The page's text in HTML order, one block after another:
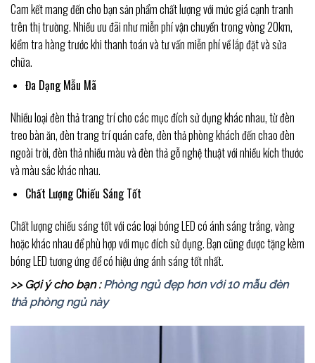
Cam kết mang đến cho bạn sản phẩm chất lượng với mức giá cạnh tranh
trên thị trường. Nhiều ưu đãi như miễn phí vận chuyển trong vòng 20km,
kiểm tra hàng trước khi thanh toán và tư vấn miễn phí về lắp đặt và sửa
chữa.
Đa Dạng Mẫu Mã
Nhiều loại đèn thả trang trí cho các mục đích sử dụng khác nhau, từ đèn
treo bàn ăn, đèn trang trí quán cafe, đèn thả phòng khách đến chao đèn
ngoài trời, đèn thả nhiều màu và đèn thả gỗ nghệ thuật với nhiều kích thước
và màu sắc khác nhau.
Chất Lượng Chiếu Sáng Tốt
Chất lượng chiếu sáng tốt với các loại bóng LED có ánh sáng trắng, vàng
hoặc khác nhau để phù hợp với mục đích sử dụng. Bạn cũng được tặng kèm
bóng LED tương ứng để có hiệu ứng ánh sáng tốt nhất.
>> Gợi ý cho bạn :Phòng ngủ đẹp hơn với 10 mẫu đèn
thả phòng ngủ này